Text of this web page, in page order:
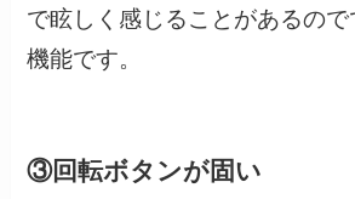
で眩しく感じることがあるの
機能です。
③回転ボタンが固い